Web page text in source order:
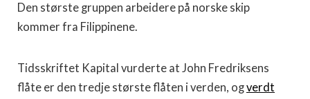
Den største gruppen arbeidere på norske skip
kommer fra Filippinene.
Tidsskriftet Kapital vurderte at John Fredriksens
flåte er den tredje største flåten i verden, ogverdt